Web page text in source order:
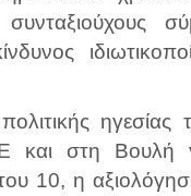
συνταξιούχους
ηγεσίας
στη Βουλή
10, η